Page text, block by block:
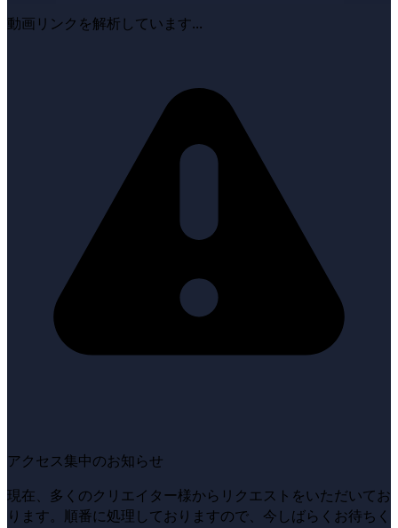
動画リンクを解析しています...
アクセス集中のお知らせ
現在、多くのクリエイター様からリクエストをいただいてお
ります。順番に処理しておりますので、今しばらくお待ちく